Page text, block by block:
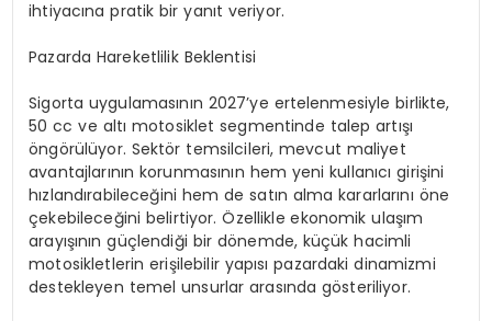
ihtiyacına pratik bir yanıt veriyor.
Pazarda Hareketlilik Beklentisi
Sigorta uygulamasının 2027’ye ertelenmesiyle birlikte,
50 cc ve altı motosiklet segmentinde talep artışı
öngörülüyor. Sektör temsilcileri, mevcut maliyet
avantajlarının korunmasının hem yeni kullanıcı girişini
hızlandırabileceğini hem de satın alma kararlarını öne
çekebileceğini belirtiyor. Özellikle ekonomik ulaşım
arayışının güçlendiği bir dönemde, küçük hacimli
motosikletlerin erişilebilir yapısı pazardaki dinamizmi
destekleyen temel unsurlar arasında gösteriliyor.